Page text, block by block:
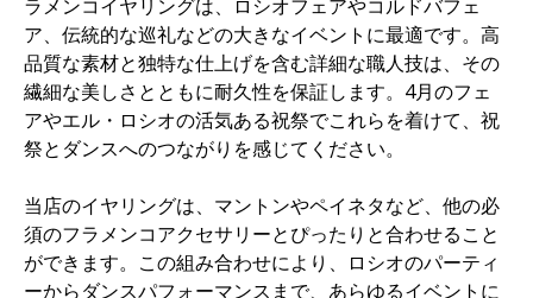
ラメンコイヤリングは、ロシオフェアやコルドバフェ
ア、伝統的な巡礼などの大きなイベントに最適です。高
品質な素材と独特な仕上げを含む詳細な職人技は、その
繊細な美しさとともに耐久性を保証します。4月のフェ
アやエル・ロシオの活気ある祝祭でこれらを着けて、祝
祭とダンスへのつながりを感じてください。
当店のイヤリングは、マントンやペイネタなど、他の必
須のフラメンコアクセサリーとぴったりと合わせること
ができます。この組み合わせにより、ロシオのパーティ
ーからダンスパフォーマンスまで、あらゆるイベントに